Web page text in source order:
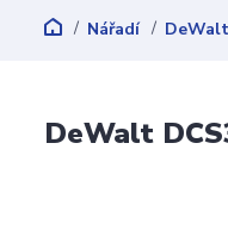
Nářadí
DeWalt